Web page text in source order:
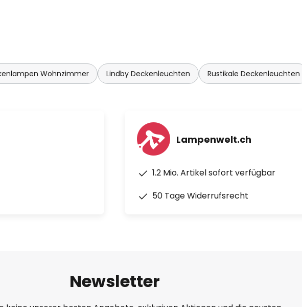
Wohnzimmer Lindby Deckenleuchten Rustikale Deckenleuchten
Lampenwelt.ch
1.2 Mio. Artikel sofort verfügbar
50 Tage Widerrufsrecht
Newsletter